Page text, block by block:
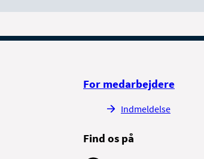
For medarbejdere
Indmeldelse
Find os på